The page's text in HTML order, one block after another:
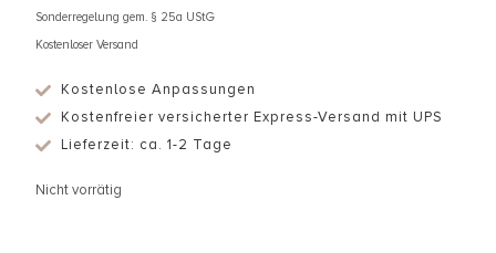
Sonderregelung gem. § 25a UStG
Kostenloser Versand
Kostenlose Anpassungen
Kostenfreier versicherter Express-Versand mit UPS
Lieferzeit: ca. 1-2 Tage
Nicht vorrätig